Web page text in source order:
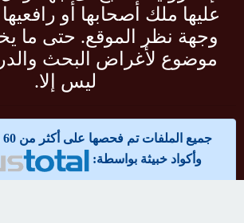
عليها ملك أصحابها أو
وجهة نظر الموقع. حتى ما
موضوع لأغراض البحث
ليس إلا.
وأكواد خبيثة بواسطة: